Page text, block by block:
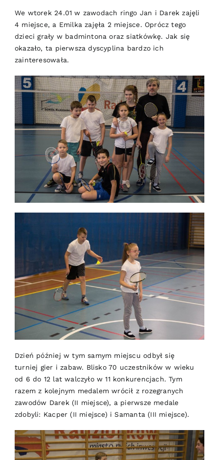
We wtorek 24.01 w zawodach ringo Jan i Darek zajęli
4 miejsce, a Emilka zajęła 2 miejsce. Oprócz tego
dzieci grały w badmintona oraz siatkówkę. Jak się
okazało, ta pierwsza dyscyplina bardzo ich
zainteresowała.
Dzień później w tym samym miejscu odbył się
turniej gier i zabaw. Blisko 70 uczestników w wieku
od 6 do 12 lat walczyło w 11 konkurencjach. Tym
razem z kolejnym medalem wrócił z rozegranych
zawodów Darek (II miejsce), a pierwsze medale
zdobyli: Kacper (II miejsce) i Samanta (III miejsce).